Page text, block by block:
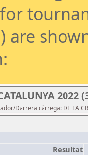
are
2022
Darrera càrrega: DE LA
Resultat